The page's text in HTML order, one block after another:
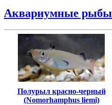
Аквариумные рыбы
Полурыл красно-черный
(Nomorhamphus liemi)